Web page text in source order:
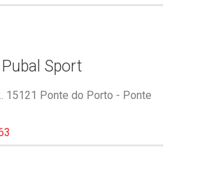
Sport
15121 Ponte do Porto - Ponte